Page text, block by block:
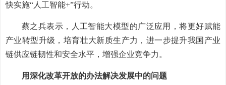
快实施“人工智能+”行动。
蔡之兵表示，人工智能大模型的广泛应用，将更好赋能
产业转型升级，培育壮大新质生产力，进一步提升我国产业
链供应链韧性和安全水平，增强企业竞争力。
用深化改革开放的办法解决发展中的问题